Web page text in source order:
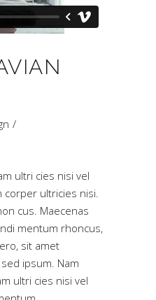
ultri cies nisi vel
corper ultricies nisi.
cus. Maecenas
mentum rhoncus,
sit amet
ipsum. Nam
ultri cies nisi vel